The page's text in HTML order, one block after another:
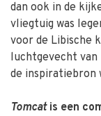
dan ook in de
vliegtuig was
voor de Libische
luchtgevecht van
de inspiratiebron
Tomcatis een